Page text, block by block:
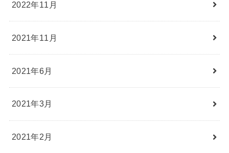
2022年11月
2021年11月
2021年6月
2021年3月
2021年2月